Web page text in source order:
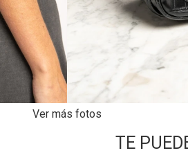
Ver más fotos
TE